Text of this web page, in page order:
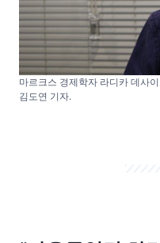
마르크스 경제학자 라디카 데사
김도연 기자.